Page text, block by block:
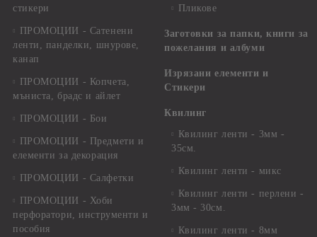
стикери
ПРОМОЦИИ - Сатенени
ленти, панделки, шнурове,
канап
ПРОМОЦИИ - Копчета,
мъниста, брадс и айлет
ПРОМОЦИИ - Бои
ПРОМОЦИИ - Предмети и
елементи за декорация
ПРОМОЦИИ - Салфетки
ПРОМОЦИИ - Хоби
перфоратори, инструменти и
пособия
Пликове
Заготовки за папки, книги за
пожелания и албуми
Изрязани елементи и
Стикери
Квилинг
Квилинг ленти - 3мм -
35см.
Квилинг ленти - микс
Квилинг ленти - перлени -
3мм - 30см.
Квилинг ленти - 8мм